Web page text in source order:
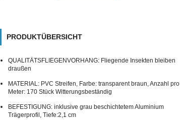
PRODUKTÜBERSICHT
QUALITÄTSFLIEGENVORHANG: Fliegende Insekten bleiben
draußen
MATERIAL: PVC Streifen, Farbe: transparent braun, Anzahl pro
Meter: 170 Stück Witterungsbeständig
BEFESTIGUNG: inklusive grau beschichtetem Aluminium
Trägerprofil, Tiefe:2,1 cm